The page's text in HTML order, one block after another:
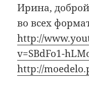
Ирина,
во всех
http://
v=SBdFo1-
http://